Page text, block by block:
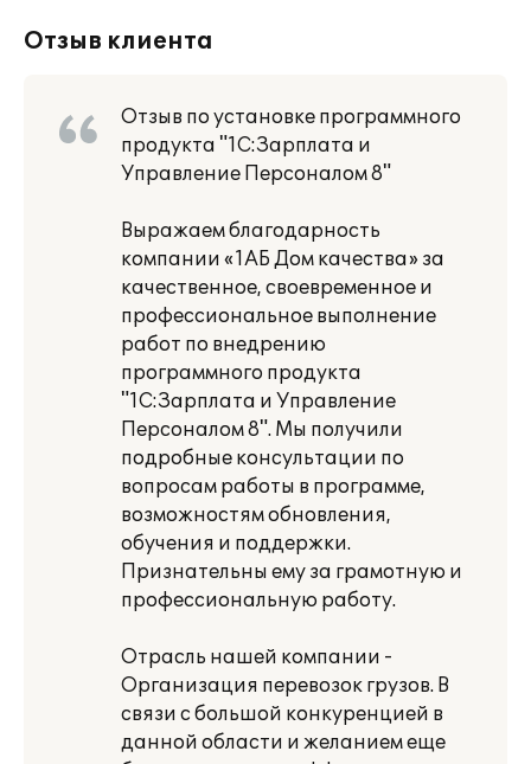
Отзыв клиента
Отзыв по установке программного
продукта "1С:Зарплата и
Управление Персоналом 8"
Выражаем благодарность
компании «1АБ Дом качества» за
качественное, своевременное и
профессиональное выполнение
работ по внедрению
программного продукта
"1С:Зарплата и Управление
Персоналом 8". Мы получили
подробные консультации по
вопросам работы в программе,
возможностям обновления,
обучения и поддержки.
Признательны ему за грамотную и
профессиональную работу.
Отрасль нашей компании -
Организация перевозок грузов. В
связи с большой конкуренцией в
данной области и желанием еще